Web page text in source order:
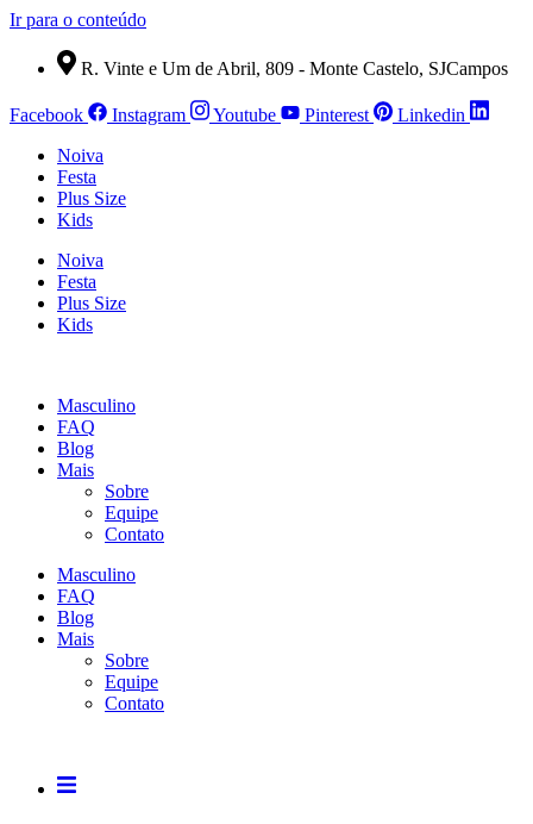
Ir para o conteúdo
R. Vinte e Um de Abril, 809 - Monte Castelo, SJCampos
Facebook Instagram Youtube Pinterest
Linkedin
Noiva
Festa
Plus Size
Kids
Noiva
Festa
Plus Size
Kids
Masculino
FAQ
Blog
Mais
Sobre
Equipe
Contato
Masculino
FAQ
Blog
Mais
Sobre
Equipe
Contato